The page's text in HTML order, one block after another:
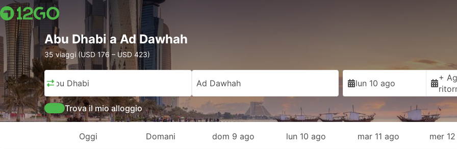
Abu Dhabi a Ad Dawhah
35 viaggi (USD 176 – USD 423)
Abu Dhabi Ad Dawhah lun 10 ago
+
Trova il mio alloggio
Oggi Domani dom 9 ago lun 10 ago mar 11 ago mer